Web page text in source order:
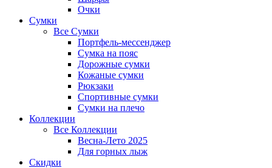
Очки
Сумки
Все Сумки
Портфель-мессенджер
Сумка на пояс
Дорожные сумки
Кожаные сумки
Рюкзаки
Спортивные сумки
Сумки на плечо
Коллекции
Все Коллекции
Весна-Лето 2025
Для горных лыж
Скидки